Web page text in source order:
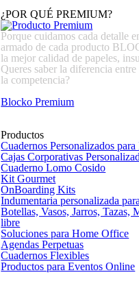
¿POR QUÉ PREMIUM?
Porque cuidamos cada detalle
armado de cada producto
la mejor calidad de papeles,
Queres saber la diferencia
la competencia?
Blocko Premium
Productos
Cuadernos Personalizados para
Cajas Corporativas
Cuaderno Lomo Cosido
Kit Gourmet
OnBoarding Kits
Indumentaria personalizada
Botellas, Vasos, Jarros, Tazas,
libre
Soluciones para Home Office
Agendas Perpetuas
Cuadernos Flexibles
Productos para Eventos Online